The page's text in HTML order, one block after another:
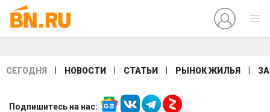
СЕГОДНЯ НОВОСТИ СТАТЬИ РЫНОК ЖИЛЬЯ
Подпишитесь на нас: